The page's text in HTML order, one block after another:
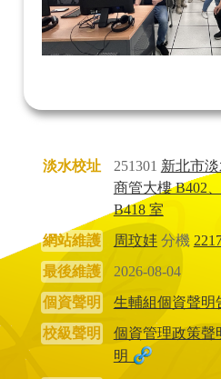
淡水校址 251301 新北市
商管大樓 B402
B418 室
網站維護
周玟妦分機
最後維護
2026-08-04
個資聲明
生輔組個資聲明
校級聲明
個資管理政策
明